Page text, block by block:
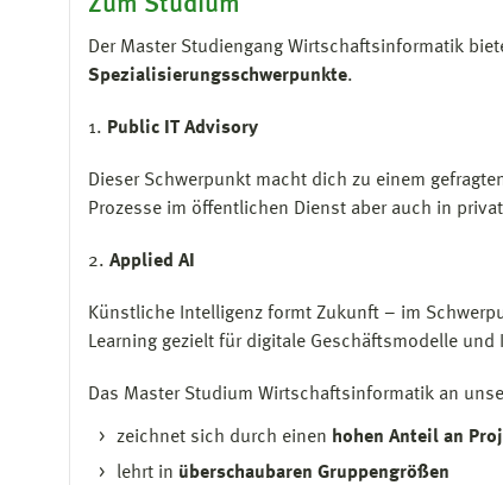
Der Master Studiengang Wirtschaftsinformatik
Spezialisierungsschwerpunkte.
1. Public IT Advisory
Dieser Schwerpunkt macht dich zu einem
Prozesse im öffentlichen Dienst aber auch in
2. Applied AI
Künstliche Intelligenz formt Zukunft – im
Learning gezielt für digitale Geschäftsmodelle
Das Master Studium Wirtschaftsinformatik an
zeichnet sich durch einen hohen Anteil an
lehrt in überschaubaren Gruppengrößen